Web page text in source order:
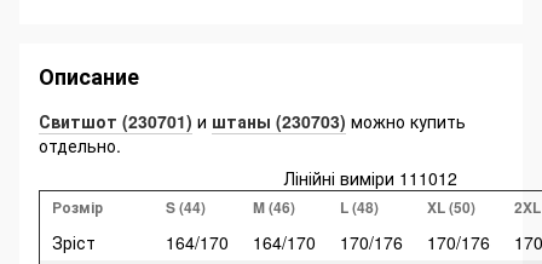
Описание
Свитшот (230701) и штаны (230703) можно купить
отдельно.
Лінійні виміри 111012
Розмір S (44) M (46) L (48) XL (50)
Зріст 164/170 164/170 170/176 170/176